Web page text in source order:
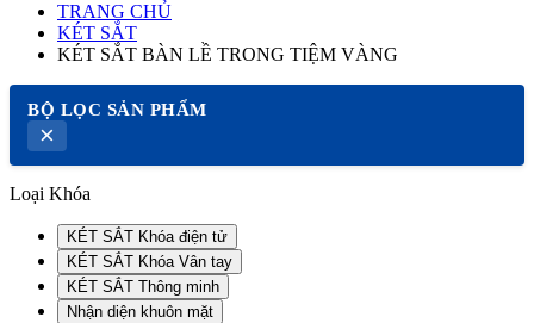
TRANG CHỦ
KÉT SẮT
KÉT SẮT BÀN LỀ TRONG TIỆM VÀNG
BỘ LỌC SẢN PHẨM
×
Loại Khóa
KÉT SẮT Khóa điện tử
KÉT SẮT Khóa Vân tay
KÉT SẮT Thông minh
Nhận diện khuôn mặt